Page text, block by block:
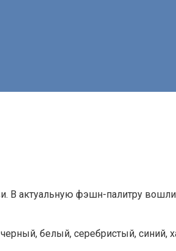
В актуальную фэшн-палитру
белый, серебристый, синий,